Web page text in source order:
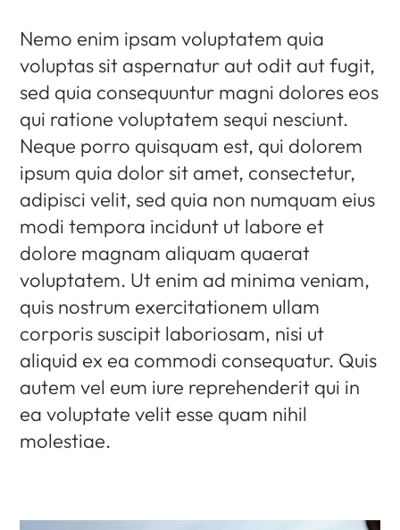
Nemo enim ipsam voluptatem quia
voluptas sit aspernatur aut odit aut fugit,
sed quia consequuntur magni dolores eos
qui ratione voluptatem sequi nesciunt.
Neque porro quisquam est, qui dolorem
ipsum quia dolor sit amet, consectetur,
adipisci velit, sed quia non numquam eius
modi tempora incidunt ut labore et
dolore magnam aliquam quaerat
voluptatem. Ut enim ad minima veniam,
quis nostrum exercitationem ullam
corporis suscipit laboriosam, nisi ut
aliquid ex ea commodi consequatur. Quis
autem vel eum iure reprehenderit qui in
ea voluptate velit esse quam nihil
molestiae.